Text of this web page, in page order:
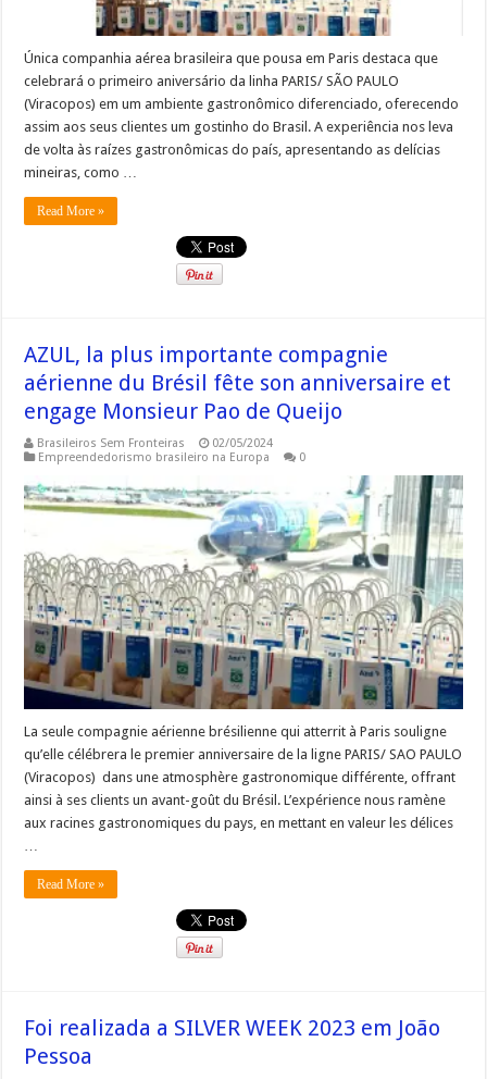
Única companhia aérea brasileira que pousa em Paris destaca que
celebrará o primeiro aniversário da linha PARIS/ SÃO PAULO
(Viracopos) em um ambiente gastronômico diferenciado, oferecendo
assim aos seus clientes um gostinho do Brasil. A experiência nos leva
de volta às raízes gastronômicas do país, apresentando as delícias
mineiras, como …
Read More »
AZUL, la plus importante compagnie
aérienne du Brésil fête son anniversaire et
engage Monsieur Pao de Queijo
Brasileiros Sem Fronteiras
02/05/2024
Empreendedorismo brasileiro na Europa
0
La seule compagnie aérienne brésilienne qui atterrit à Paris souligne
qu’elle célébrera le premier anniversaire de la ligne PARIS/ SAO PAULO
(Viracopos) dans une atmosphère gastronomique différente, offrant
ainsi à ses clients un avant-goût du Brésil. L’expérience nous ramène
aux racines gastronomiques du pays, en mettant en valeur les délices
Read More »
Foi realizada a SILVER WEEK 2023 em João
Pessoa